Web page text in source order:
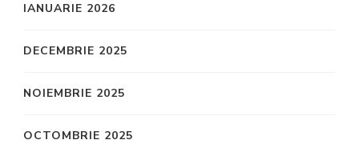
IANUARIE 2026
DECEMBRIE 2025
NOIEMBRIE 2025
OCTOMBRIE 2025